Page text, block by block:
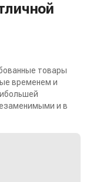
товары
временем и
и в